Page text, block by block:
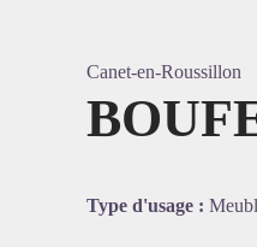
Canet-en-Roussillon
Type d'usage :